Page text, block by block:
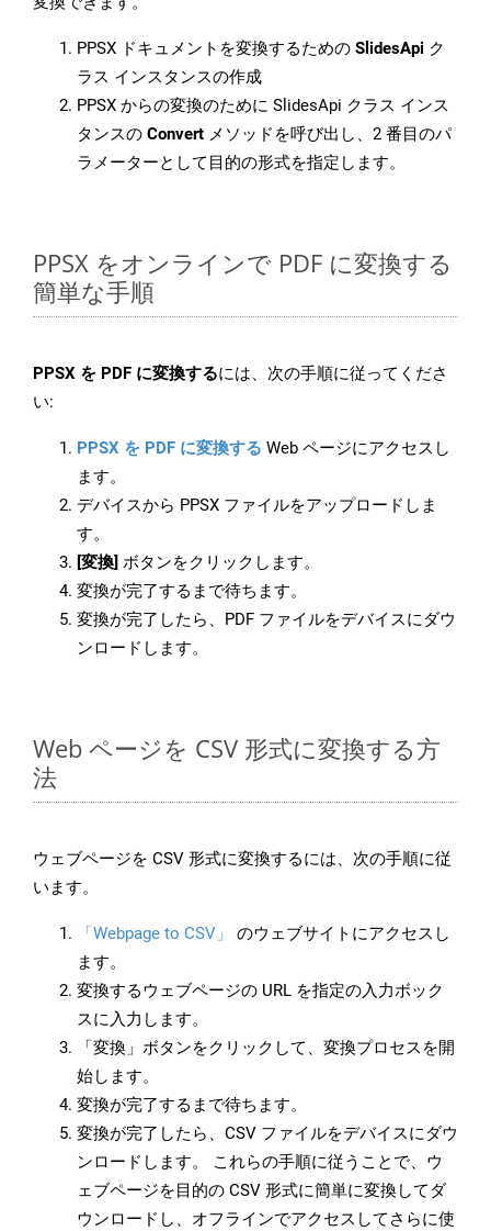
PPSX ドキュメントを変換するための SlidesApi ク
ラス インスタンスの作成
PPSX からの変換のために SlidesApi クラス インス
タンスの Convert メソッドを呼び出し、2 番目のパ
ラメーターとして目的の形式を指定します。
PPSX をオンラインで PDF に変換する
簡単な手順
PPSX を PDF に変換するには、次の手順に従ってくださ
い:
PPSX を PDF に変換する Web ページにアクセスし
ます。
デバイスから PPSX ファイルをアップロードしま
す。
[変換] ボタンをクリックします。
変換が完了するまで待ちます。
変換が完了したら、PDF ファイルをデバイスにダウ
ンロードします。
Web ページを CSV 形式に変換する方
法
ウェブページを CSV 形式に変換するには、次の手順に従
います。
「Webpage to CSV」
のウェブサイトにアクセスし
ます。
変換するウェブページの URL を指定の入力ボック
スに入力します。
「変換」ボタンをクリックして、変換プロセスを開
始します。
変換が完了するまで待ちます。
変換が完了したら、CSV ファイルをデバイスにダウ
ンロードします。 これらの手順に従うことで、ウ
ェブページを目的の CSV 形式に簡単に変換してダ
ウンロードし、オフラインでアクセスしてさらに使